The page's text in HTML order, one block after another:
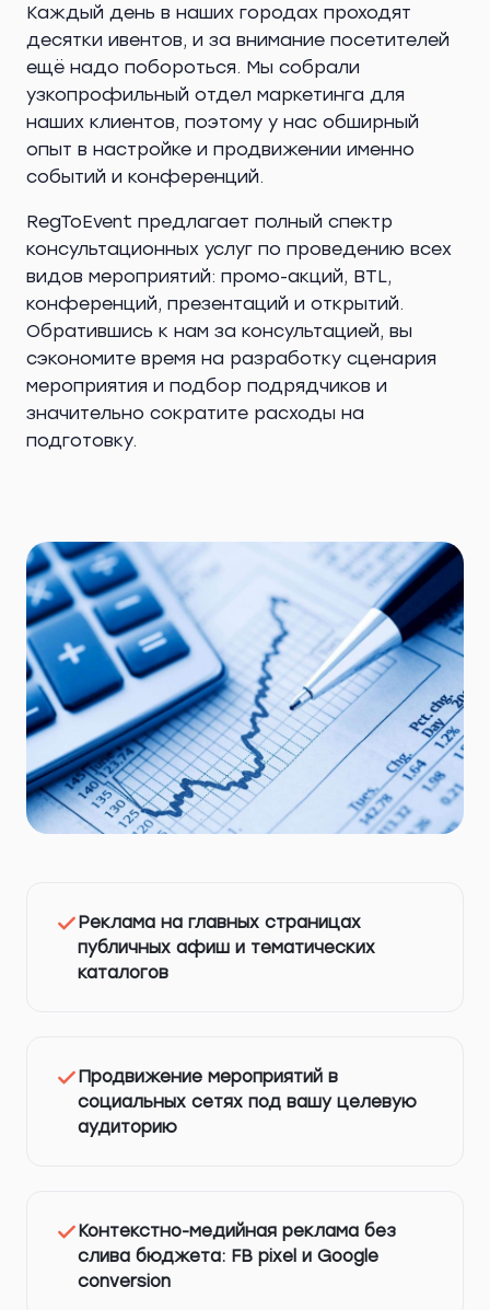
Каждый день в наших городах проходят
десятки ивентов, и за внимание посетителей
ещё надо побороться. Мы собрали
узкопрофильный отдел маркетинга для
наших клиентов, поэтому у нас обширный
опыт в настройке и продвижении именно
событий и конференций.
RegToEvent предлагает полный спектр
консультационных услуг по проведению всех
видов мероприятий: промо-акций, BTL,
конференций, презентаций и открытий.
Обратившись к нам за консультацией, вы
сэкономите время на разработку сценария
мероприятия и подбор подрядчиков и
значительно сократите расходы на
подготовку.
Реклама на главных страницах
публичных афиш и тематических
каталогов
Продвижение мероприятий в
социальных сетях под вашу целевую
аудиторию
Контекстно-медийная реклама без
слива бюджета: FB pixel и Google
conversion